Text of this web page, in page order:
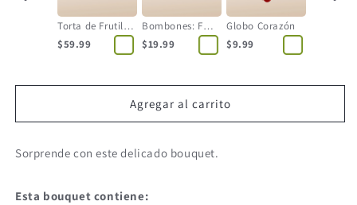
Torta de Frutilla - 12 Personas
$59.99
Bombones: Ferrero Rocher
$19.99
Globo Corazón
$9.99
Agregar al carrito
Sorprende con este delicado bouquet.
Esta bouquet contiene: